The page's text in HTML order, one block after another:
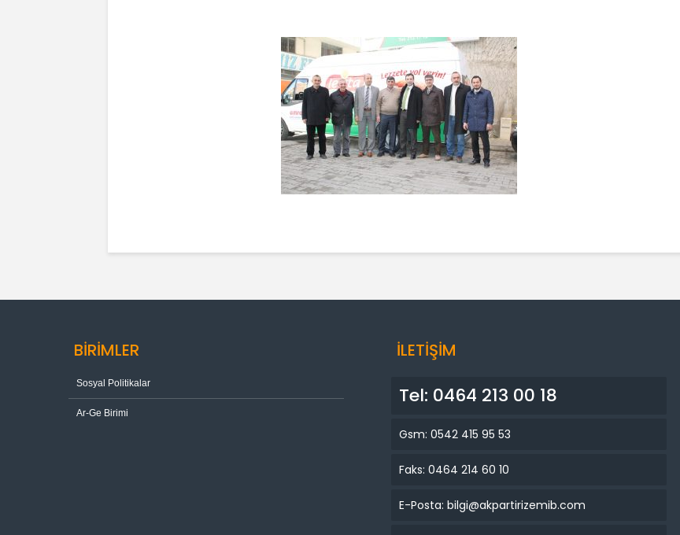
BİRİMLER
Sosyal Politikalar
Ar-Ge Birimi
İLETİŞİM
Tel: 0464 213 00 18
Gsm: 0542 415 95 53
Faks: 0464 214 60 10
E-Posta: bilgi@akpartirizemib.com